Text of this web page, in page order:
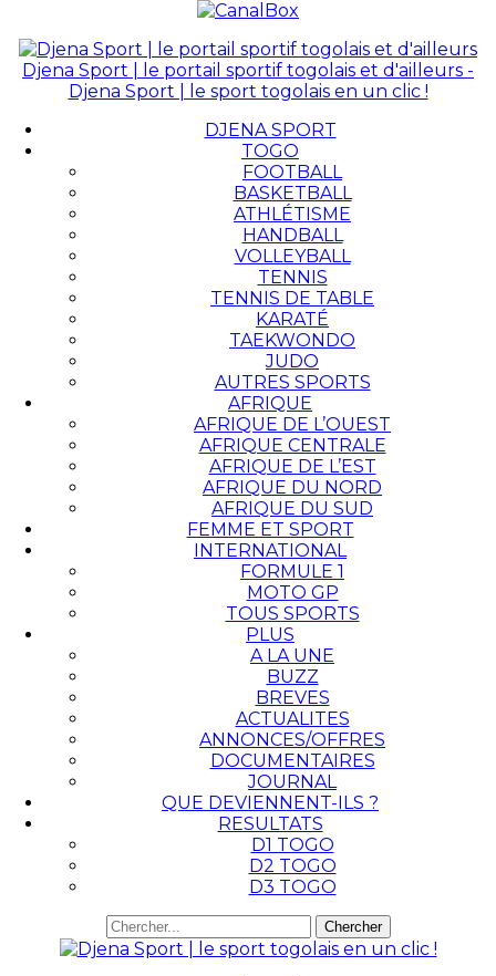
Djena Sport | le portail sportif togolais et d'ailleurs -
Djena Sport | le sport togolais en un clic !
DJENA SPORT
TOGO
FOOTBALL
BASKETBALL
ATHLÉTISME
HANDBALL
VOLLEYBALL
TENNIS
TENNIS DE TABLE
KARATÉ
TAEKWONDO
JUDO
AUTRES SPORTS
AFRIQUE
AFRIQUE DE L’OUEST
AFRIQUE CENTRALE
AFRIQUE DE L’EST
AFRIQUE DU NORD
AFRIQUE DU SUD
FEMME ET SPORT
INTERNATIONAL
FORMULE 1
MOTO GP
TOUS SPORTS
PLUS
A LA UNE
BUZZ
BREVES
ACTUALITES
ANNONCES/OFFRES
DOCUMENTAIRES
JOURNAL
QUE DEVIENNENT-ILS ?
RESULTATS
D1 TOGO
D2 TOGO
D3 TOGO